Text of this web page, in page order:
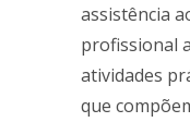
assistência
profissional
atividades
que